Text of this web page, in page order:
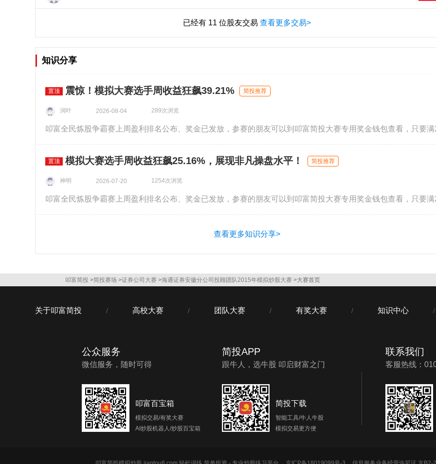
已经有 11 位股友交易 查看更多交易>
知识分享
置顶 震惊！模拟大赛选手周收益狂飙39.21% 简投推荐
润叶 2026-08-04 289次浏览
置顶 模拟大赛选手周收益狂飙25.16%，展现非凡操盘水平！ 简投推荐
神明 2026-07-20 1254次浏览
查看更多知识分享>
叩富简投 >简投赛场 >证券公司大赛 >海通证券安徽分公司投顾团队2015年模拟炒股大赛 >大赛首页
关于叩富简投 / 高校大赛 / 团队大赛 / 有奖大赛 / 知识中心 /
公众服务
微信服务，随时可得
叩富百宝箱
模拟交易/有奖大赛
AI炒股机器人/炒股百宝箱
简投APP
跟牛人，选牛股 叩启财富之门
简投下载
智能工具/牛人牛股
模拟交易更方便
联系我们
客服热线：